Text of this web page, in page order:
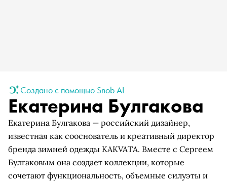
Создано с помощью Snob AI
Екатерина Булгакова
Екатерина Булгакова — российский дизайнер,
известная как сооснователь и креативный директор
бренда зимней одежды KAKVATA. Вместе с Сергеем
Булгаковым она создает коллекции, которые
сочетают функциональность, объемные силуэты и